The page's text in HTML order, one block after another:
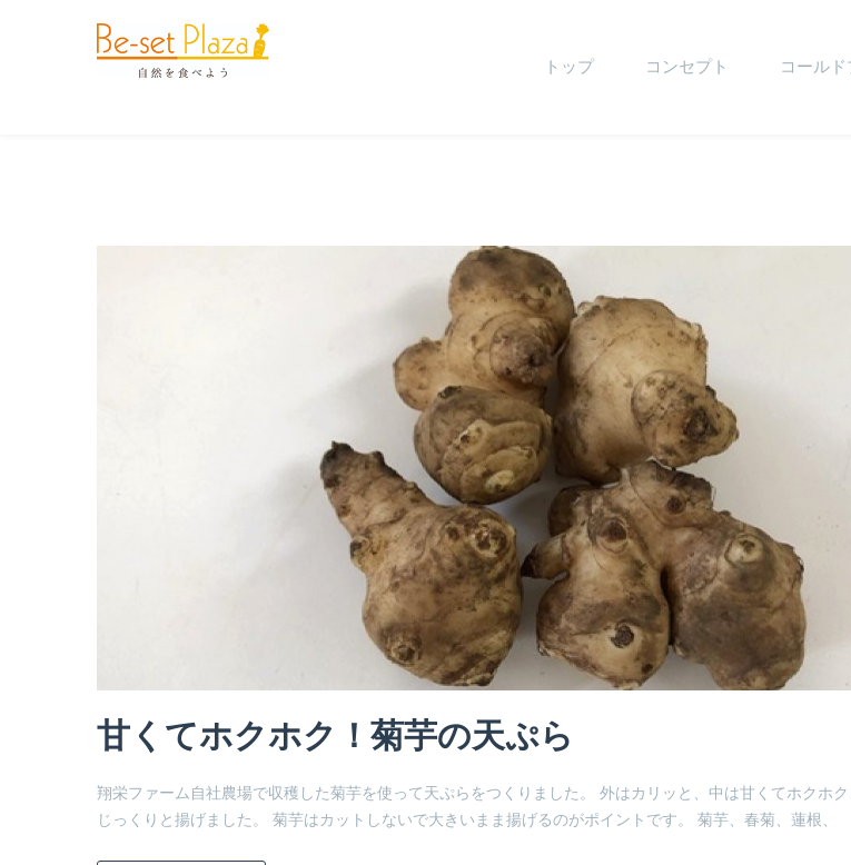
トップ コンセプト コールド
甘くてホクホク！菊芋の天ぷら
翔栄ファーム自社農場で収穫した菊芋を使って天ぷらをつくりました。 外はカリッと、中は甘くてホクホ
じっくりと揚げました。 菊芋はカットしないで大きいまま揚げるのがポイントです。 菊芋、春菊、蓮根、